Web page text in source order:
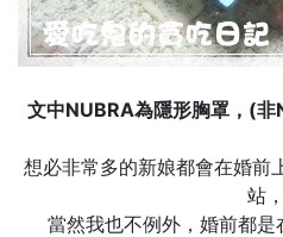
文中NUBRA為隱形胸罩，(
想必非常多的新娘都會在婚前
站，
當然我也不例外，婚前都是